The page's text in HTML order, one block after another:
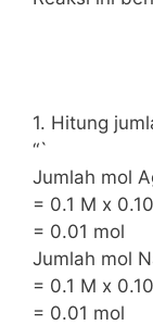
1. Hitung
“`
Jumlah mol
= 0.1 M x
= 0.01 mol
Jumlah mol
= 0.1 M x
= 0.01 mol